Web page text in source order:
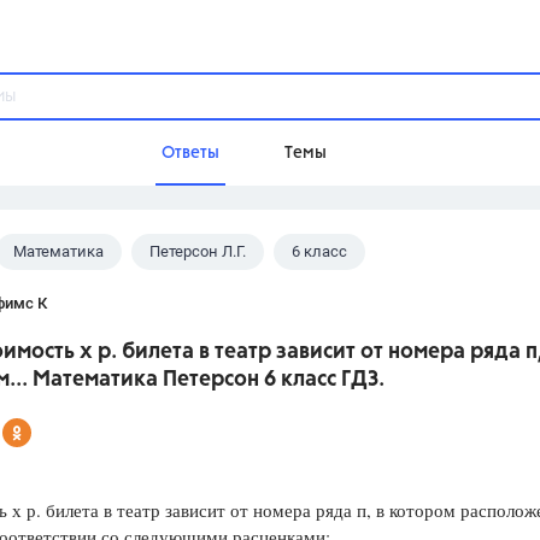
Ответы Темы
Домашнее задание
Разумовская М.М.,Габриелян
Математика Петерсон Л.Г. 6 класс
К
х р. билета в театр зависит от номера ряда
Математика Петерсон 6 класс ГДЗ.
х р. билета в театр зависит от номера ряда п, в котором